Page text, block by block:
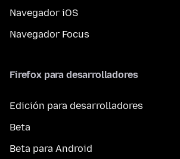
Navegador iOS
Navegador Focus
Firefox para desarrolladores
Edición para desarrolladores
Beta
Beta para Android